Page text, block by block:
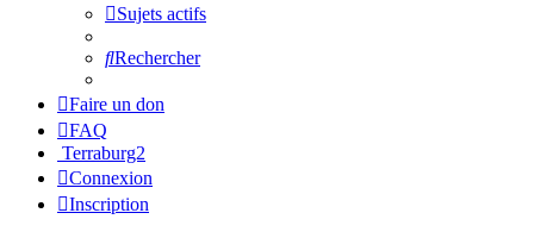
Sujets actifs
Rechercher
Faire un don
FAQ
Terraburg2
Connexion
Inscription